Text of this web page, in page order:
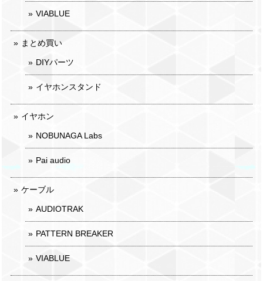
VIABLUE
まとめ買い
DIYパーツ
イヤホンスタンド
イヤホン
NOBUNAGA Labs
Pai audio
ケーブル
AUDIOTRAK
PATTERN BREAKER
VIABLUE